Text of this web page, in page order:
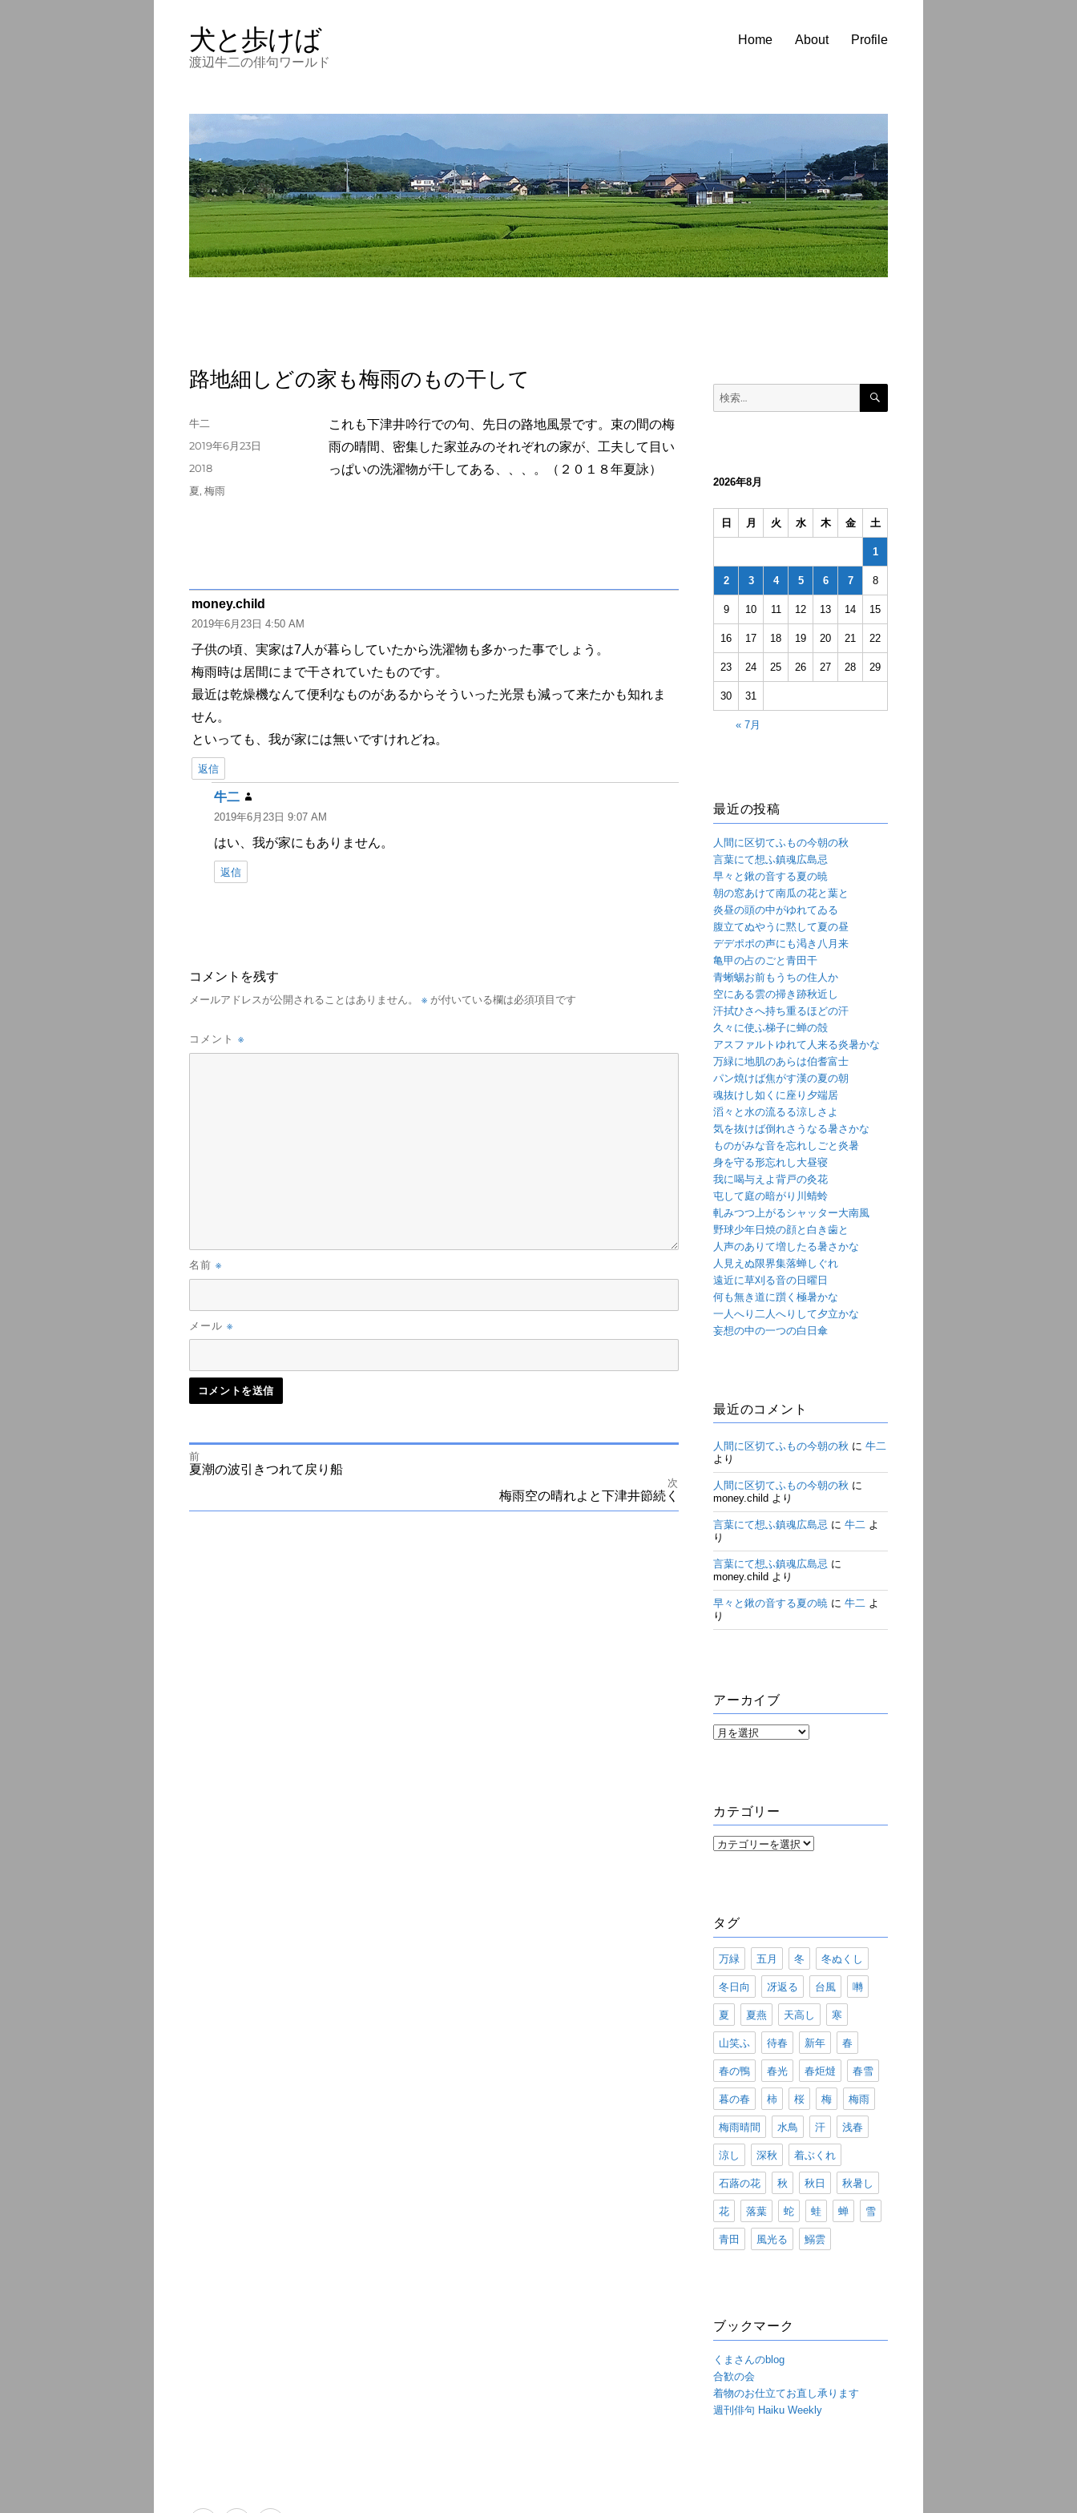
犬と歩けば
渡辺牛二の俳句ワールド
Home About Profile
路地細しどの家も梅雨のもの干して
これも下津井吟行での句、先日の路地風景です。束の間の梅
雨の晴間、密集した家並みのそれぞれの家が、工夫して目い
っぱいの洗濯物が干してある、、、。（２０１８年夏詠）
投
牛二
投
2019年6月23日
カ
テ
2018
タ
夏, 梅雨
money.child
り:
2019年6月23日 4:50 AM
子供の頃、実家は7人が暮らしていたから洗濯物も多かった事でしょう。
梅雨時は居間にまで干されていたものです。
最近は乾燥機なんて便利なものがあるからそういった光景も減って来たかも知れま
せん。
といっても、我が家には無いですけれどね。
返信
牛二
り:
2019年6月23日 9:07 AM
はい、我が家にもありません。
返信
コメントを残す
メールアドレスが公開されることはありません。 ※が付いている欄は必須項目です
コメント ※
名前 ※
メール ※
投
前
前
の
夏潮の波引きつれて戻り船
次
梅雨空の晴れよと下津井節続く
検
検
2026年8月
日 月 火 水 木 金 土
1
2 3 4 5 6 7 8
9 10 11 12 13 14 15
16 17 18 19 20 21 22
23 24 25 26 27 28 29
30 31
« 7月
最近の投稿
人間に区切てふもの今朝の秋
言葉にて想ふ鎮魂広島忌
早々と鍬の音する夏の暁
朝の窓あけて南瓜の花と葉と
炎昼の頭の中がゆれてゐる
腹立てぬやうに黙して夏の昼
デデポポの声にも渇き八月来
亀甲の占のごと青田干
青蜥蜴お前もうちの住人か
空にある雲の掃き跡秋近し
汗拭ひさへ持ち重るほどの汗
久々に使ふ梯子に蝉の殻
アスファルトゆれて人来る炎暑かな
万緑に地肌のあらは伯耆富士
パン焼けば焦がす漢の夏の朝
魂抜けし如くに座り夕端居
滔々と水の流るる涼しさよ
気を抜けば倒れさうなる暑さかな
ものがみな音を忘れしごと炎暑
身を守る形忘れし大昼寝
我に喝与えよ背戸の灸花
屯して庭の暗がり川蜻蛉
軋みつつ上がるシャッター大南風
野球少年日焼の顔と白き歯と
人声のありて増したる暑さかな
人見えぬ限界集落蝉しぐれ
遠近に草刈る音の日曜日
何も無き道に躓く極暑かな
一人へり二人へりして夕立かな
妄想の中の一つの白日傘
最近のコメント
人間に区切てふもの今朝の秋 に牛二
より
人間に区切てふもの今朝の秋 に
money.child より
言葉にて想ふ鎮魂広島忌 に牛二 よ
り
言葉にて想ふ鎮魂広島忌 に
money.child より
早々と鍬の音する夏の暁 に牛二 よ
り
アーカイブ
ア
カテゴリー
カ
タグ
万緑 五月 冬 冬ぬくし
冬日向 冴返る 台風 囀
夏 夏燕 天高し 寒
山笑ふ 待春 新年 春
春の鴨 春光 春炬燵 春雪
暮の春 柿 桜 梅 梅雨
梅雨晴間 水鳥 汗 浅春
涼し 深秋 着ぶくれ
石蕗の花 秋 秋日 秋暑し
花 落葉 蛇 蛙 蝉 雪
青田 風光る 鰯雲
ブックマーク
くまさんのblog
合歓の会
着物のお仕立てお直し承ります
週刊俳句 Haiku Weekly